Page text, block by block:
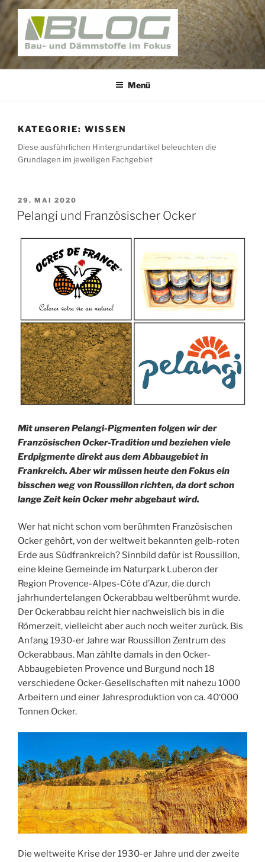
Zum
Inhalt
springen
BAUNATIV – BLOG
Bau und Dämmstoffe im Fokus
Menü
KATEGORIE: WISSEN
Diese ausführlichen Hintergrundartikel beleuchten die
Grundlagen im jeweiligen Fachgebiet
VERÖFFENTLICHT
AM
29. MAI 2020
Pelangi und Französischer Ocker
Mit unseren Pelangi-Pigmenten folgen wir der
Französischen Ocker-Tradition und beziehen viele
Erdpigmente direkt aus dem Abbaugebiet in
Frankreich. Aber wir müssen heute den Fokus ein
bisschen weg von Roussillon richten, da dort schon
lange Zeit kein Ocker mehr abgebaut wird.
Wer hat nicht schon vom berühmten Französischen
Ocker gehört, von der weltweit bekannten gelb-roten
Erde aus Südfrankreich? Sinnbild dafür ist Roussillon,
eine kleine Gemeinde im Naturpark Luberon der
Region Provence-Alpes-Côte d’Azur, die durch
jahrhundertelangen Ockerabbau weltberühmt wurde.
Der Ockerabbau reicht hier nachweislich bis in die
Römerzeit, vielleicht aber auch noch weiter zurück. Bis
Anfang 1930-er Jahre war Roussillon Zentrum des
Ockerabbaus. Man zählte damals in den Ocker-
Abbaugebieten Provence und Burgund noch 18
verschiedene Ocker-Gesellschaften mit nahezu 1000
Arbeitern und einer Jahresproduktion von ca. 40‘000
Tonnen Ocker.
Die weltweite Krise der 1930-er Jahre und der zweite